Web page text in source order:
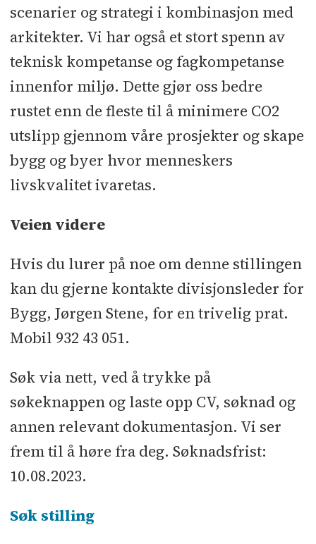
scenarier og strategi i kombinasjon med
arkitekter. Vi har også et stort spenn av
teknisk kompetanse og fagkompetanse
innenfor miljø. Dette gjør oss bedre
rustet enn de fleste til å minimere CO2
utslipp gjennom våre prosjekter og skape
bygg og byer hvor menneskers
livskvalitet ivaretas.
Veien videre
Hvis du lurer på noe om denne stillingen
kan du gjerne kontakte divisjonsleder for
Bygg, Jørgen Stene, for en trivelig prat.
Mobil 932 43 051.
Søk via nett, ved å trykke på
søkeknappen og laste opp CV, søknad og
annen relevant dokumentasjon. Vi ser
frem til å høre fra deg. Søknadsfrist:
10.08.2023.
Søk stilling